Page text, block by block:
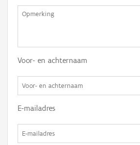
Voor- en achternaam
E-mailadres